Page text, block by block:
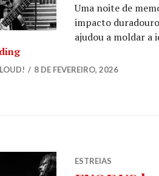
Uma noite de
impacto
ajudou a moldar a
Evento virtual celebra a vida
8 DE FEVEREIRO, 2026
ESTREIAS